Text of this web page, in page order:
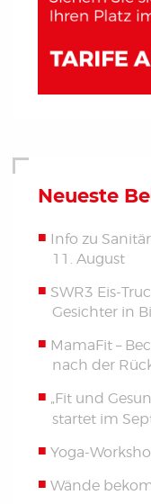
Neueste
Info zu
11. August
SWR3 Eis-
Gesichter in
MamaFit –
nach der
„Fit und
startet im
Yoga-
Wände